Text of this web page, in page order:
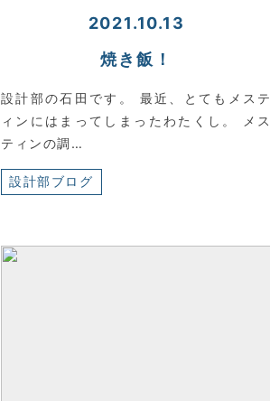
2021.10.13
焼き飯！
設計部の石田です。 最近、とてもメステ
ィンにはまってしまったわたくし。 メス
ティンの調…
設計部ブログ